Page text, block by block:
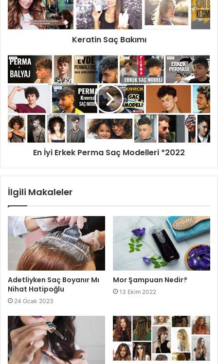
Keratin Saç Bakımı
En İyi Erkek Perma Saç Modelleri *2022
İlgili Makaleler
Adetliyken Saç Boyanır Mı
Nihat Hatipoğlu
24 Ocak 2023
Mor Şampuan Nedir?
13 Ekim 2022